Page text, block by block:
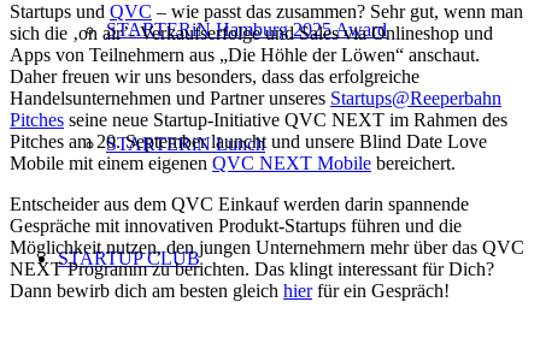
STARTERiN Hamburg 2025 Award
STARTERiN Lunch
STARTUP CLUB
Startups und QVC – wie passt das zusammen? Sehr gut, wenn man
sich die ‚on air’- Verkaufserfolge und Sales via Onlineshop und
Apps von Teilnehmern aus „Die Höhle der Löwen“ anschaut.
Daher freuen wir uns besonders, dass das erfolgreiche
Handelsunternehmen und Partner unseres Startups@Reeperbahn
Pitches seine neue Startup-Initiative QVC NEXT im Rahmen des
Pitches am 20. September launcht und unsere Blind Date Love
Mobile mit einem eigenen QVC NEXT Mobile bereichert.
Entscheider aus dem QVC Einkauf werden darin spannende
Gespräche mit innovativen Produkt-Startups führen und die
Möglichkeit nutzen, den jungen Unternehmern mehr über das QVC
NEXT Programm zu berichten. Das klingt interessant für Dich?
Dann bewirb dich am besten gleich hierfür ein Gespräch!